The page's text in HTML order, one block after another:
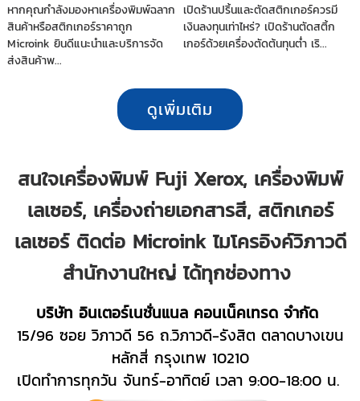
หากคุณกำลังมองหาเครื่องพิมพ์ฉลาก
สินค้าหรือสติกเกอร์ราคาถูก
Microink ยินดีแนะนำและบริการจัด
ส่งสินค้าพ...
เปิดร้านปริ้นและตัดสติกเกอร์ควรมี
เงินลงทุนเท่าไหร่? เปิดร้านตัดสติ้ก
เกอร์ด้วยเครื่องตัดต้นทุนต่ำ เริ...
ดูเพิ่มเติม
สนใจเครื่องพิมพ์ Fuji Xerox, เครื่องพิมพ์
เลเซอร์, เครื่องถ่ายเอกสารสี, สติกเกอร์
เลเซอร์ ติดต่อ Microink ไมโครอิงค์วิภาวดี
สำนักงานใหญ่ ได้ทุกช่องทาง
บริษัท อินเตอร์เนชั่นแนล คอนเน็คเทรด จำกัด
15/96 ซอย วิภาวดี 56 ถ.วิภาวดี-รังสิต ตลาดบางเขน
หลักสี่ กรุงเทพ 10210
เปิดทำการทุกวัน จันทร์-อาทิตย์ เวลา 9:00-18:00 น.